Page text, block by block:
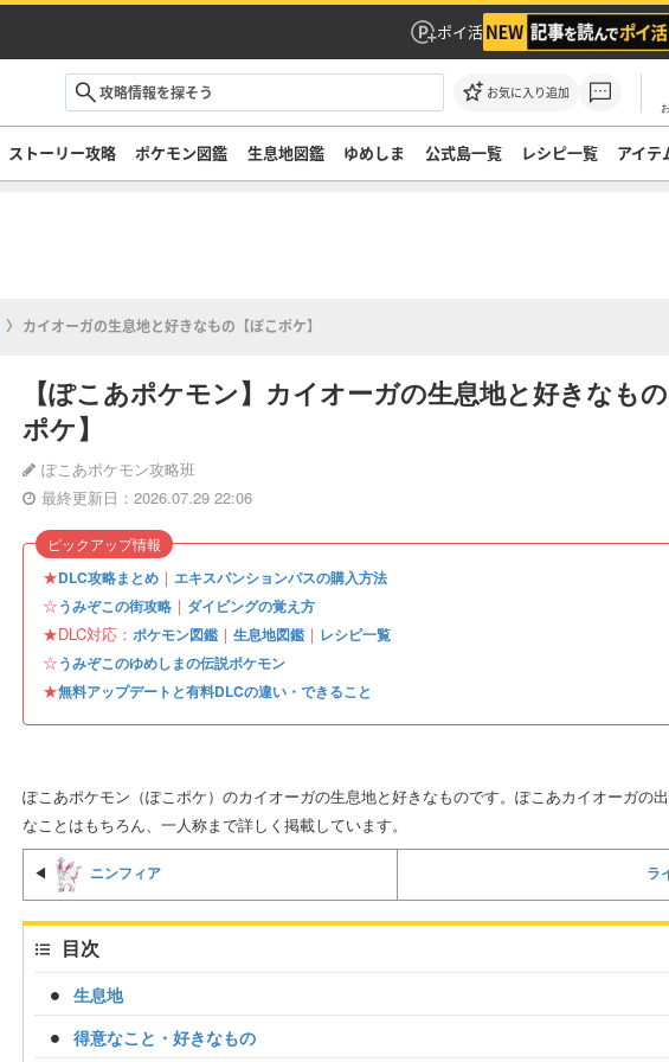
ポイ活
お気に入り追加
ストーリー攻略 ポケモン図鑑 生息地図鑑 ゆめしま 公式島一覧 レシピ一覧 アイテ
カイオーガの生息地と好きなもの【ぽこポケ】
【ぽこあポケモン】カイオーガの生息地と好きなも
ポケ】
ぽこあポケモン攻略班
最終更新日：2026.07.29 22:06
★DLC攻略まとめ ｜ エキスパンションパスの購入方法
☆うみぞこの街攻略 ｜ ダイビングの覚え方
★DLC対応： ポケモン図鑑 ｜ 生息地図鑑 ｜ レシピ一覧
☆うみぞこのゆめしまの伝説ポケモン
★無料アップデートと有料DLCの違い・できること
ピックアップ情報
ぽこあポケモン（ぽこポケ）のカイオーガの生息地と好きなものです。ぽこあカイオーガの
なことはもちろん、一人称まで詳しく掲載しています。
◀ ニンフィア ラ
目次
生息地
得意なこと・好きなもの